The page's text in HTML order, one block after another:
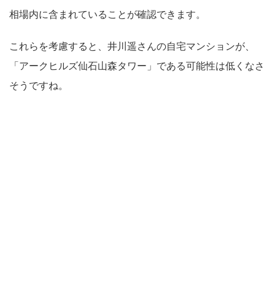
相場内に含まれていることが確認できます。
これらを考慮すると、井川遥さんの自宅マンションが、
「アークヒルズ仙石山森タワー」である可能性は低くなさ
そうですね。